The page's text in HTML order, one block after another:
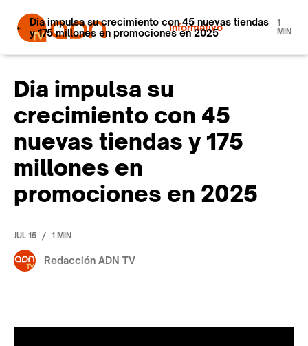
Informativo
Dia impulsa su crecimiento con 45 nuevas tiendas
y 175 millones en promociones en 2025
1
MIN
Dia impulsa su
crecimiento con 45
nuevas tiendas y 175
millones en
promociones en 2025
JUL 15 / 1 MIN
Redacción ADN TV